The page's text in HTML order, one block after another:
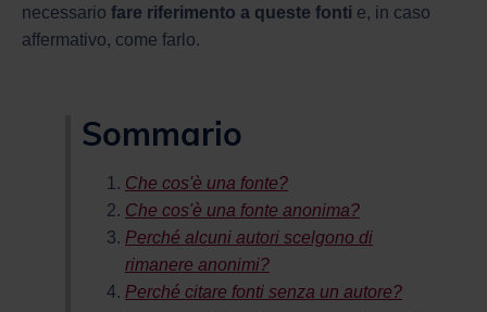
necessario fare riferimento a queste fonti e, in caso
affermativo, come farlo.
Sommario
Che cos'è una fonte?
Che cos'è una fonte anonima?
Perché alcuni autori scelgono di
rimanere anonimi?
Perché citare fonti senza un autore?